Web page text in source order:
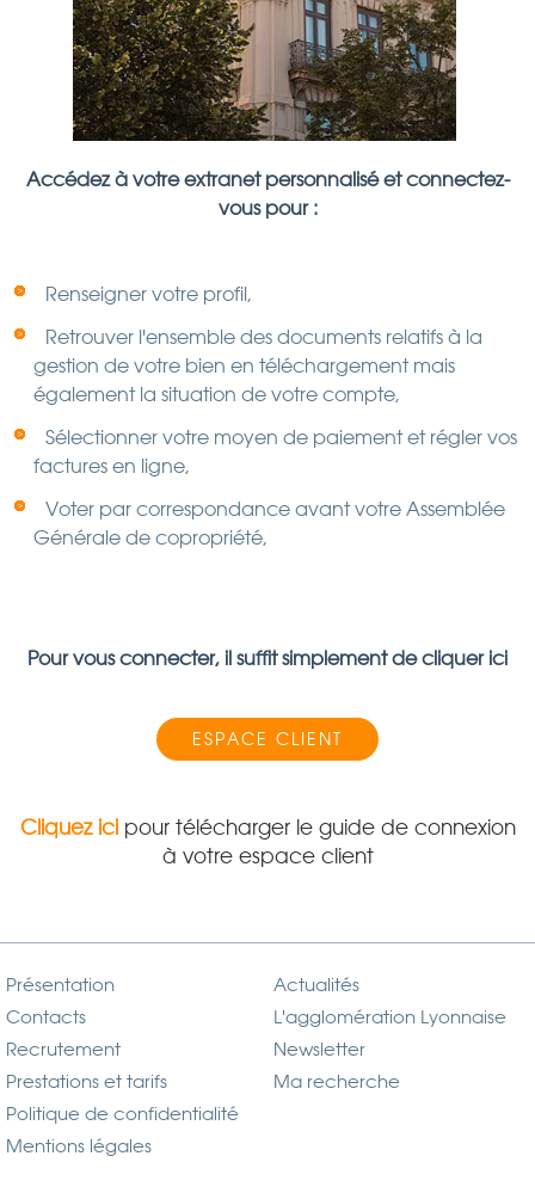
Accédez à votre extranet personnalisé et connectez-
vous pour :
Renseigner votre profil,
Retrouver l'ensemble des documents relatifs à la
gestion de votre bien en téléchargement mais
également la situation de votre compte,
Sélectionner votre moyen de paiement et régler vos
factures en ligne,
Voter par correspondance avant votre Assemblée
Générale de copropriété,
Pour vous connecter, il suffit simplement de cliquer ici
ESPACE CLIENT
Cliquez ici pour télécharger le guide de connexion
à votre espace client
Présentation
Contacts
Recrutement
Prestations et tarifs
Politique de confidentialité
Mentions légales
Actualités
L'agglomération Lyonnaise
Newsletter
Ma recherche